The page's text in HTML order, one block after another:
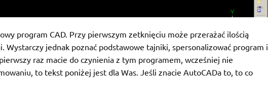
program CAD. Przy pierwszym zetknięciu może przerażać ilością
Wystarczy jednak poznać podstawowe tajniki, spersonalizować program i
raz macie do czynienia z tym programem, wcześniej nie
to tekst poniżej jest dla Was. Jeśli znacie AutoCADa to, to co